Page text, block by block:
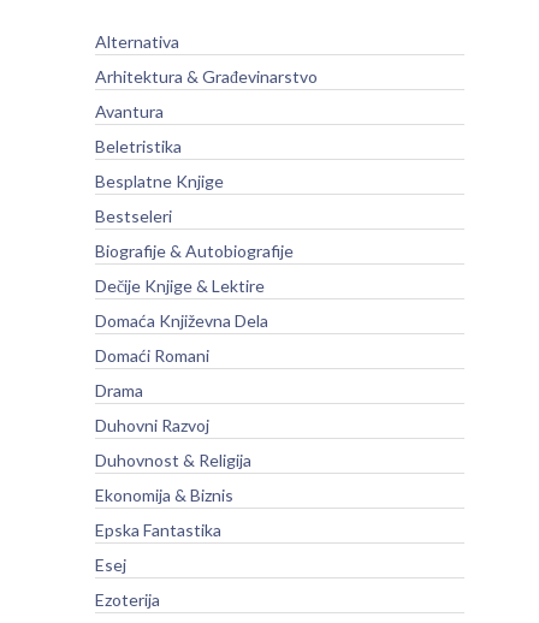
Alternativa
Arhitektura & Građevinarstvo
Avantura
Beletristika
Besplatne Knjige
Bestseleri
Biografije & Autobiografije
Dečije Knjige & Lektire
Domaća Književna Dela
Domaći Romani
Drama
Duhovni Razvoj
Duhovnost & Religija
Ekonomija & Biznis
Epska Fantastika
Esej
Ezoterija